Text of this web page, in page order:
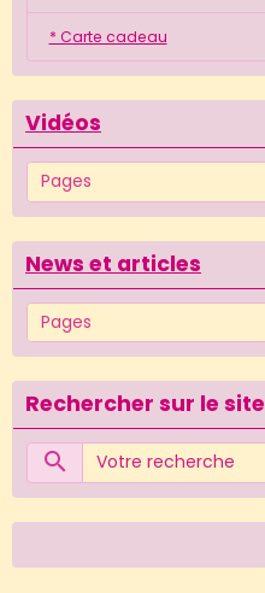
* Carte cadeau
Vidéos
News et articles
Rechercher sur le site